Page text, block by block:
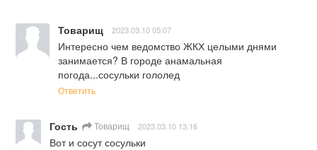
Товарищ 2023.03.10 05:07
Интересно чем ведомство ЖКХ целыми днями
занимается? В городе анамальная
погода...сосульки гололед
Ответить
Гость Товарищ 2023.03.10 13:16
Вот и сосут сосульки